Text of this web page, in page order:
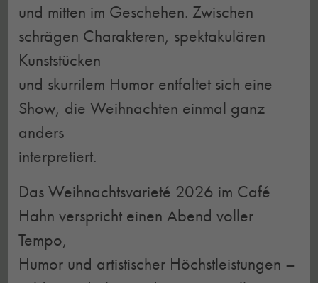
und mitten im Geschehen. Zwischen
schrägen Charakteren, spektakulären
Kunststücken
und skurrilem Humor entfaltet sich eine
Show, die Weihnachten einmal ganz
anders
interpretiert.
Das Weihnachtsvarieté 2026 im Café
Hahn verspricht einen Abend voller
Tempo,
Humor und artistischer Höchstleistungen –